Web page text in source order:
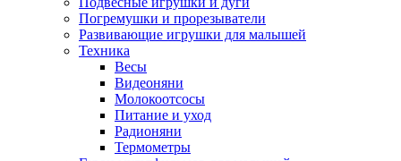
Погремушки и прорезыватели
Развивающие игрушки для малышей
Техника
Весы
Видеоняни
Молокоотсосы
Питание и уход
Радионяни
Термометры